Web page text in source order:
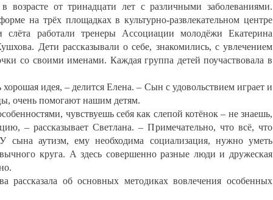
возрасте от тринадцати лет с различными заболеваниями.
на трёх площадках в культурно-развлекательном центре
работали тренеры Ассоциации молодёжи Екатерина
Дети рассказывали о себе, знакомились, с увлечением
со своими именами. Каждая группа детей поучаствовала в
идея, – делится Елена. – Сын с удовольствием играет и
очень помогают нашим детям.
чувствуешь себя как слепой котёнок – не знаешь,
– рассказывает Светлана. – Примечательно, что всё, что
сына аутизм, ему необходима социализация, нужно уметь
круга. А здесь совершенно разные люди и дружеская
рассказала об основных методиках вовлечения особенных